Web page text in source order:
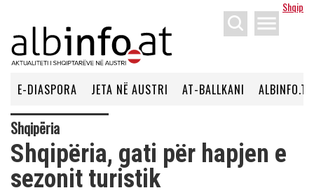
Shqip
menu
E-DIASPORA JETA NË AUSTRI AT-BALLKANI ALBINFO.TV
Shqipëria
Shqipëria, gati për hapjen e
sezonit turistik